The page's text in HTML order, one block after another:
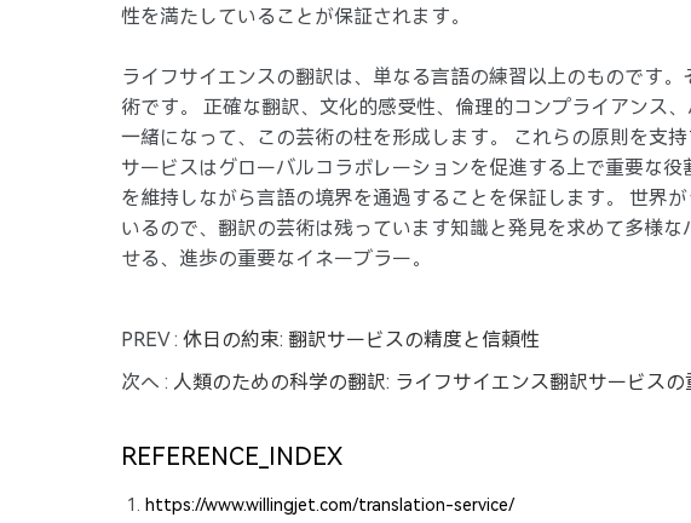
性を満たしていることが保証されます。
ライフサイエンスの翻訳は、単なる言語の練習以上のものです
術です。 正確な翻訳、文化的感受性、倫理的コンプライアンス
一緒になって、この芸術の柱を形成します。 これらの原則を支
サービスはグローバルコラボレーションを促進する上で重要な
を維持しながら言語の境界を通過することを保証します。 世界
いるので、翻訳の芸術は残っています知識と発見を求めて多様
せる、進歩の重要なイネーブラー。
PREV : 休日の約束: 翻訳サービスの精度と信頼性
次へ : 人類のための科学の翻訳: ライフサイエンス翻訳サービスの
REFERENCE_INDEX
https://www.willingjet.com/translation-service/